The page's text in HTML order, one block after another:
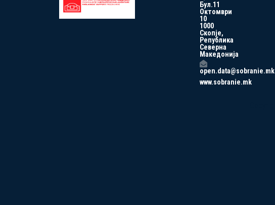
Бул.11
Октомври
10
1000
Скопје,
Република
Северна
Македонија
open.data@sobranie.mk
www.sobranie.mk